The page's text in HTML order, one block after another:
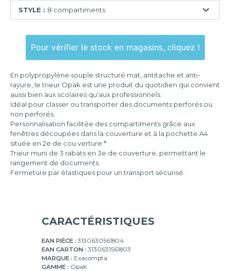
STYLE : 8 compartiments
compartiments
Pour vérifier le stock en magasins, cliquez !
En polypropylène souple structuré mat, antitache et anti-
rayure, le trieur Opak est une produit du quotidien qui convient
aussi bien aux scolaires qu'aux professionnels.
Idéal pour classer ou transporter des documents perforés ou
non perforés.
Personnalisation facilitée des compartiments grâce aux
fenêtres découpées dans la couverture et à la pochette A4
située en 2e de cou verture.*
Trieur muni de 3 rabats en 3e de couverture, permettant le
rangement de documents.
Fermeture par élastiques pour un transport sécurisé.
CARACTÉRISTIQUES
EAN PIÈCE : 3130630561804
EAN CARTON : 3130631561803
MARQUE : Exacompta
GAMME : OpaK